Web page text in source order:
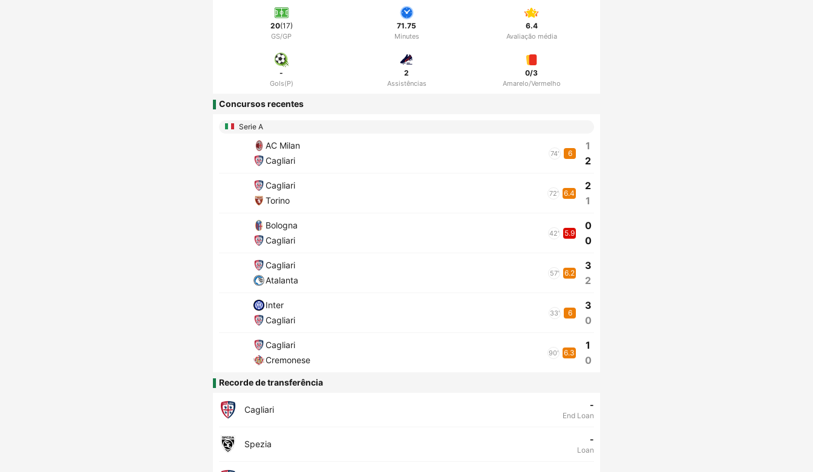
20(17)
GS/GP
71.75
Minutes
6.4
Avaliação média
-
Gols(P)
2
Assistências
0/3
Amarelo/Vermelho
Concursos recentes
Serie A
AC Milan
Cagliari
74' 6
1
2
Cagliari
Torino
72' 6.4
2
1
Bologna
Cagliari
42' 5.9
0
0
Cagliari
Atalanta
57' 6.2
3
2
Inter
Cagliari
33' 6
3
0
Cagliari
Cremonese
90' 6.3
1
0
Recorde de transferência
Cagliari -
End Loan
Spezia -
Loan